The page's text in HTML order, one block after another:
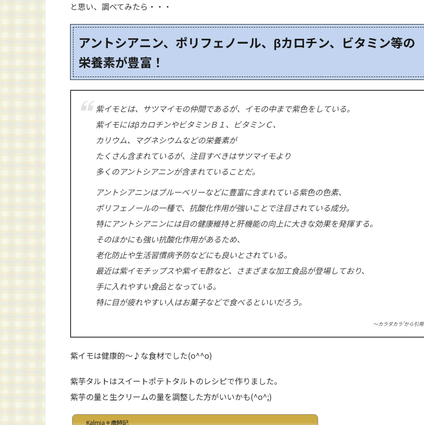
と思い、調べてみたら・・・
アントシアニン、ポリフェノール、βカロチン、ビタミン等の
栄養素が豊富！
紫イモとは、サツマイモの仲間であるが、イモの中まで紫色をしている。
紫イモにはβカロチンやビタミンＢ１、ビタミンＣ、
カリウム、マグネシウムなどの栄養素が
たくさん含まれているが、注目すべきはサツマイモより
多くのアントシアニンが含まれていることだ。
アントシアニンはブルーベリーなどに豊富に含まれている紫色の色素、
ポリフェノールの一種で、抗酸化作用が強いことで注目されている成分。
特にアントシアニンには目の健康維持と肝機能の向上に大きな効果を発揮する。
そのほかにも強い抗酸化作用があるため、
老化防止や生活習慣病予防などにも良いとされている。
最近は紫イモチップスや紫イモ酢など、さまざまな加工食品が登場しており、
手に入れやすい食品となっている。
特に目が疲れやすい人はお菓子などで食べるといいだろう。
～カラダカラ’から引用
紫イモは健康的～♪な食材でした(o^^o)
紫芋タルトはスイートポテトタルトのレシピで作りました。
紫芋の量と生クリームの量を調整した方がいいかも(^o^;)
Kalmia＊歳時記